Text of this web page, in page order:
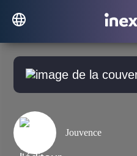
Jouvence